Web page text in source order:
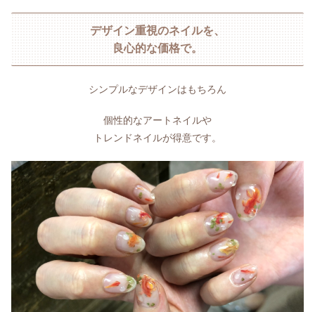
デザイン重視のネイルを、
良心的な価格で。
シンプルなデザインはもちろん
個性的なアートネイルや
トレンドネイルが得意です。